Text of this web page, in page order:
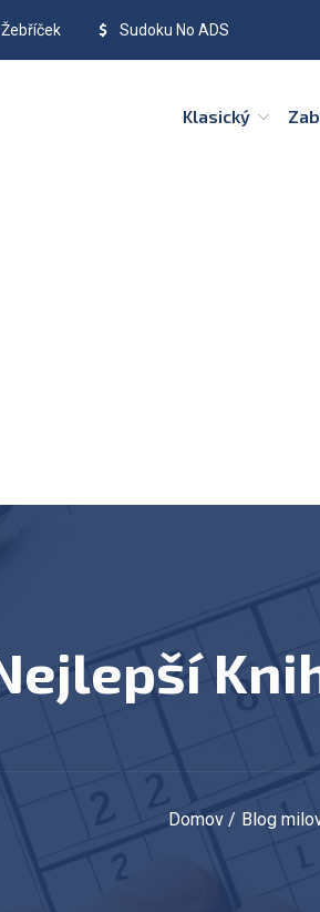
Žebříček Sudoku No ADS
Klasický
Nejlepší
Domov Blog